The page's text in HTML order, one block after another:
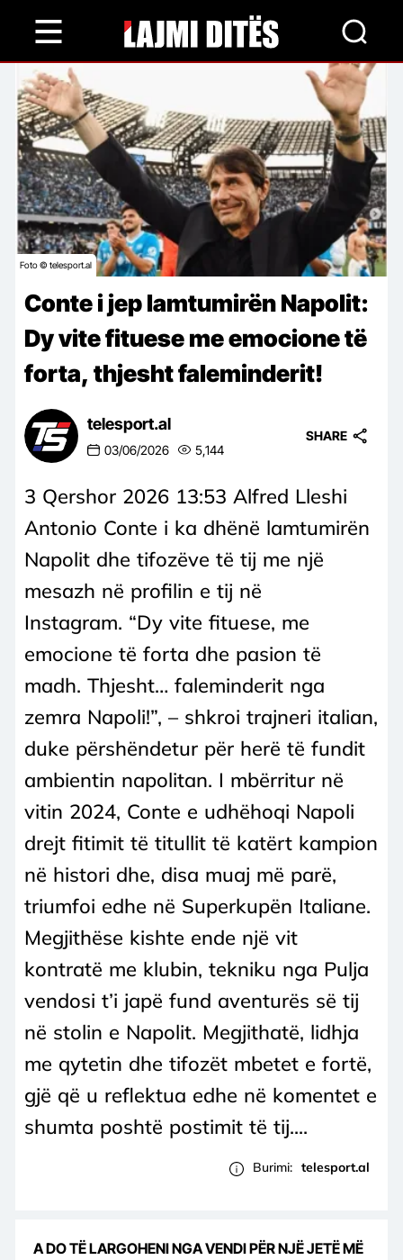
content
Foto © telesport.al
Conte i jep lamtumirën Napolit:
Dy vite fituese me emocione të
forta, thjesht faleminderit!
telesport.al
03/06/2026 5,144
SHARE
3 Qershor 2026 13:53 Alfred Lleshi
Antonio Conte i ka dhënë lamtumirën
Napolit dhe tifozëve të tij me një
mesazh në profilin e tij në
Instagram. “Dy vite fituese, me
emocione të forta dhe pasion të
madh. Thjesht… faleminderit nga
zemra Napoli!”, – shkroi trajneri italian,
duke përshëndetur për herë të fundit
ambientin napolitan. I mbërritur në
vitin 2024, Conte e udhëhoqi Napoli
drejt fitimit të titullit të katërt kampion
në histori dhe, disa muaj më parë,
triumfoi edhe në Superkupën Italiane.
Megjithëse kishte ende një vit
kontratë me klubin, tekniku nga Pulja
vendosi t’i japë fund aventurës së tij
në stolin e Napolit. Megjithatë, lidhja
me qytetin dhe tifozët mbetet e fortë,
gjë që u reflektua edhe në komentet e
shumta poshtë postimit të tij....
Burimi: telesport.al
A DO TË LARGOHENI NGA VENDI PËR NJË JETË MË